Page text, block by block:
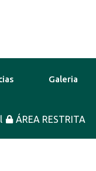
Galeria
30°C
ÁREA RESTRITA